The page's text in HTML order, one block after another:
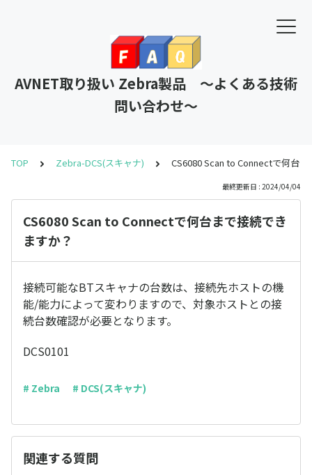
AVNET取り扱い Zebra製品 ～よくある技術
問い合わせ～
TOP Zebra-DCS(スキャナ) CS6080 Scan to Connectで何台
最終更新日 : 2024/04/04
CS6080 Scan to Connectで何台まで接続でき
ますか？
接続可能なBTスキャナの台数は、接続先ホストの機
能/能力によって変わりますので、対象ホストとの接
続台数確認が必要となります。
DCS0101
# Zebra # DCS(スキャナ)
関連する質問